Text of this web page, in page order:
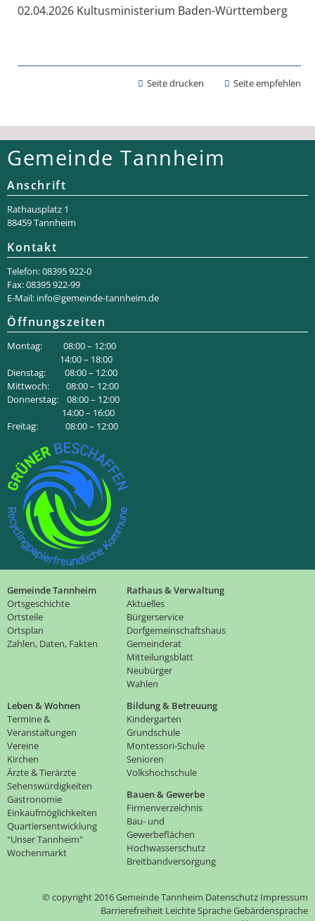
02.04.2026 Kultusministerium Baden-Württemberg
Seite drucken Seite empfehlen
Gemeinde Tannheim
Anschrift
Rathaus­platz 1
88459 Tannheim
Kontakt
Telefon: 08395 922-0
Fax: 08395 922-99
E-Mail: info@gemeinde-tannheim.de
Öffnungszeiten
Montag: 08:00 – 12:00
14:00 – 18:00
Dienstag: 08:00 – 12:00
Mittwoch: 08:00 – 12:00
Donnerstag: 08:00 – 12:00
14:00 – 16:00
Freitag: 08:00 – 12:00
Gemeinde Tannheim
Ortsgeschichte
Ortsteile
Ortsplan
Zahlen, Daten, Fakten
Rathaus & Verwaltung
Aktuelles
Bürgerservice
Dorfgemeinschaftshaus
Gemeinderat
Mitteilungsblatt
Neubürger
Wahlen
Leben & Wohnen
Termine &
Veranstaltungen
Vereine
Kirchen
Ärzte & Tierärzte
Sehenswürdigkeiten
Gastronomie
Einkaufmöglichkeiten
Quartiersentwicklung
"Unser Tannheim"
Wochenmarkt
Bildung & Betreuung
Kindergarten
Grundschule
Montessori-Schule
Senioren
Volkshochschule
Bauen & Gewerbe
Firmenverzeichnis
Bau- und
Gewerbeflächen
Hochwasserschutz
Breitbandversorgung
© copyright 2016 Gemeinde Tannheim Datenschutz Impressum
Barrierefreiheit Leichte SpracheGebärdensprache